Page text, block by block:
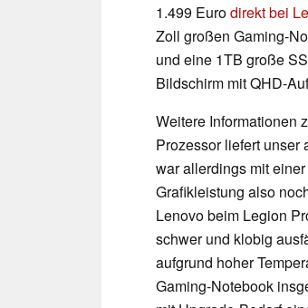
1.499 Eurodirekt bei
Zoll großen Gaming-
und eine 1TB große
Bildschirm mit QHD-
Weitere Informationen
Prozessor liefert unser
war allerdings mit einer
Grafikleistung also
Lenovo beim Legion
schwer und klobig
aufgrund hoher
Gaming-Notebook